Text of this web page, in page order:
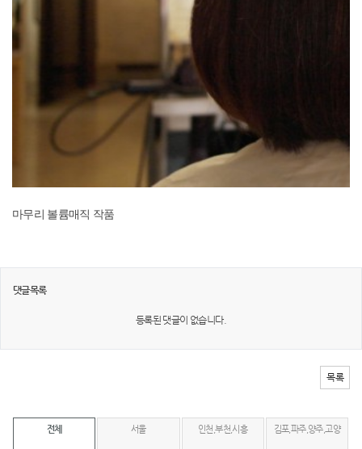
마무리 볼륨매직 작품
댓글목록
등록된 댓글이 없습니다.
목록
전체 서울 인천,부천,시흥 김포,파주,양주,고양